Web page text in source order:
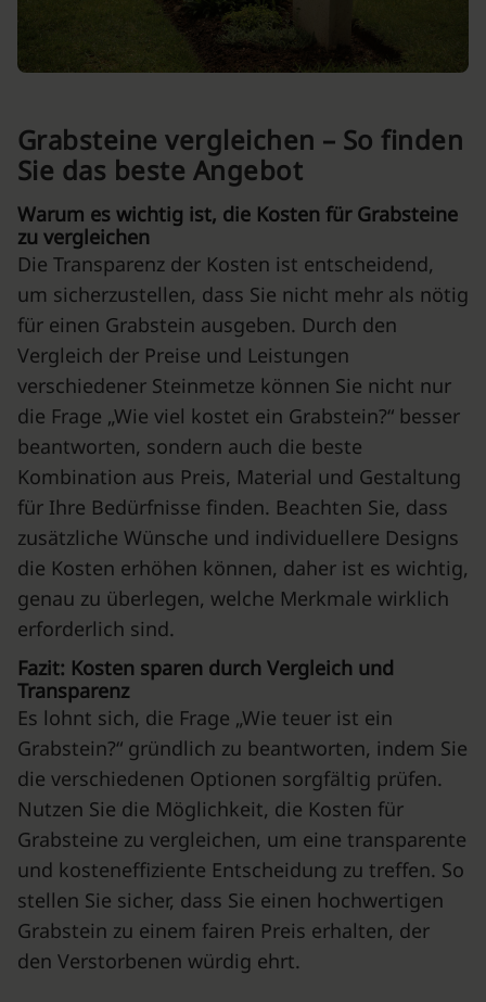
Grabsteine vergleichen – So finden
Sie das beste Angebot
Warum es wichtig ist, die Kosten für Grabsteine
zu vergleichen
Die Transparenz der Kosten ist entscheidend,
um sicherzustellen, dass Sie nicht mehr als nötig
für einen Grabstein ausgeben. Durch den
Vergleich der Preise und Leistungen
verschiedener Steinmetze können Sie nicht nur
die Frage „Wie viel kostet ein Grabstein?“ besser
beantworten, sondern auch die beste
Kombination aus Preis, Material und Gestaltung
für Ihre Bedürfnisse finden. Beachten Sie, dass
zusätzliche Wünsche und individuellere Designs
die Kosten erhöhen können, daher ist es wichtig,
genau zu überlegen, welche Merkmale wirklich
erforderlich sind.
Fazit: Kosten sparen durch Vergleich und
Transparenz
Es lohnt sich, die Frage „Wie teuer ist ein
Grabstein?“ gründlich zu beantworten, indem Sie
die verschiedenen Optionen sorgfältig prüfen.
Nutzen Sie die Möglichkeit, die Kosten für
Grabsteine zu vergleichen, um eine transparente
und kosteneffiziente Entscheidung zu treffen. So
stellen Sie sicher, dass Sie einen hochwertigen
Grabstein zu einem fairen Preis erhalten, der
den Verstorbenen würdig ehrt.